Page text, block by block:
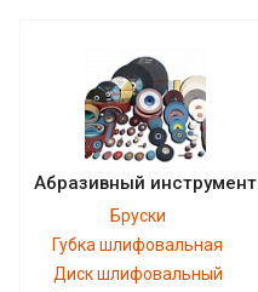
Абразивный инструмент
Бруски
Губка шлифовальная
Диск шлифовальный